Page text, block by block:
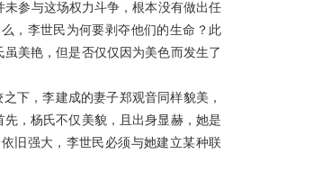
参与这场权力斗争，根本没有做出任
，李世民为何要剥夺他们的生命？此
美艳，但是否仅仅因为美色而发生了
下，李建成的妻子郑观音同样貌美，
，杨氏不仅美貌，且出身显赫，她是
旧强大，李世民必须与她建立某种联